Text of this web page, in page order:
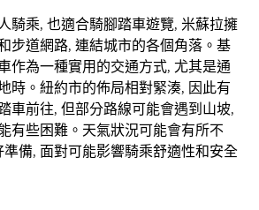
騎乘, 也適合騎腳踏車遊覽, 米蘇拉擁
步道網路, 連結城市的各個角落。基
作為一種實用的交通方式, 尤其是通
時。紐約市的佈局相對緊湊, 因此有
車前往, 但部分路線可能會遇到山坡,
有些困難。天氣狀況可能會有所不
準備, 面對可能影響騎乘舒適性和安全